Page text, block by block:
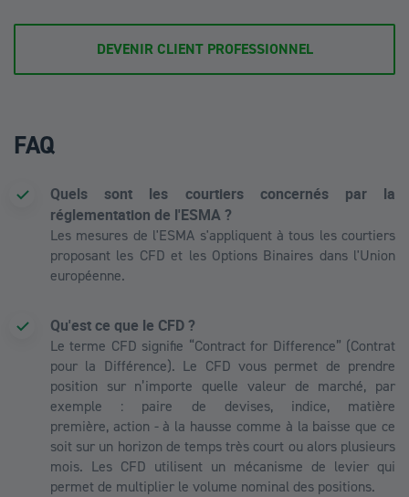
DEVENIR CLIENT PROFESSIONNEL
FAQ
Quels sont les courtiers concernés par la
réglementation de l'ESMA ?
Les mesures de l'ESMA s'appliquent à tous les courtiers
proposant les CFD et les Options Binaires dans l'Union
européenne.
Qu'est ce que le CFD ?
Le terme CFD signifie “Contract for Difference” (Contrat
pour la Différence). Le CFD vous permet de prendre
position sur n’importe quelle valeur de marché, par
exemple :
paire de devises, indice, matière
première, action - à la hausse comme à la baisse que ce
soit sur un horizon de temps très court ou alors plusieurs
mois. Les CFD utilisent un mécanisme de levier qui
permet de multiplier le volume nominal des positions.